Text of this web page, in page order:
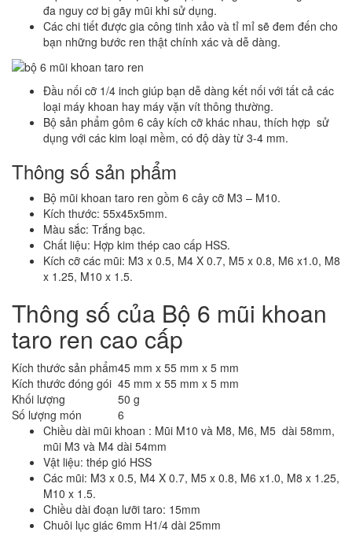
đa nguy cơ bị gãy mũi khi sử dụng.
Các chi tiết được gia công tinh xảo và tỉ mỉ sẽ đem đến cho
bạn những bước ren thật chính xác và dễ dàng.
Đầu nối cỡ 1/4 inch giúp bạn dễ dàng kết nối với tất cả các
loại máy khoan hay máy vặn vít thông thường.
Bộ sản phẩm gôm 6 cây kích cỡ khác nhau, thích hợp sử
dụng với các kim loại mềm, có độ dày từ 3-4 mm.
Thông số sản phẩm
Bộ mũi khoan taro ren gồm 6 cây cỡ M3 – M10.
Kích thước: 55x45x5mm.
Màu sắc: Trắng bạc.
Chất liệu: Hợp kim thép cao cấp HSS.
Kích cỡ các mũi: M3 x 0.5, M4 X 0.7, M5 x 0.8, M6 x1.0, M8
x 1.25, M10 x 1.5.
Thông số của Bộ 6 mũi khoan
taro ren cao cấp
Kích thước sản phẩm45 mm x 55 mm x 5 mm
Kích thước đóng gói 45 mm x 55 mm x 5 mm
Khối lượng
50 g
Số lượng món
6
Chiều dài mũi khoan : Mũi M10 và M8, M6, M5 dài 58mm,
mũi M3 và M4 dài 54mm
Vật liệu: thép gió HSS
Các mũi: M3 x 0.5, M4 X 0.7, M5 x 0.8, M6 x1.0, M8 x 1.25,
M10 x 1.5.
Chiều dài đoạn lưỡi taro: 15mm
Chuôi lục giác 6mm H1/4 dài 25mm